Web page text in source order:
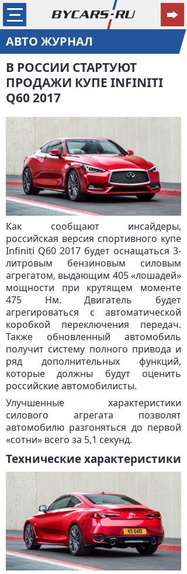
АВТО ЖУРНАЛ
В РОССИИ СТАРТУЮТ
ПРОДАЖИ КУПЕ INFINITI
Q60 2017
Как сообщают инсайдеры,
российская версия спортивного купе
Infiniti Q60 2017 будет оснащаться 3-
литровым бензиновым силовым
агрегатом, выдающим 405 «лошадей»
мощности при крутящем моменте
475 Нм. Двигатель будет
агрегироваться с автоматической
коробкой переключения передач.
Также обновленный автомобиль
получит систему полного привода и
ряд дополнительных функций,
которые должны будут оценить
российские автомобилисты.
Улучшенные характеристики
силового агрегата позволят
автомобилю разгоняться до первой
«сотни» всего за 5,1 секунд.
Технические характеристики